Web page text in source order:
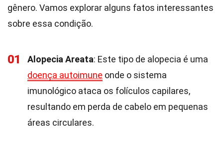
gênero. Vamos explorar alguns fatos interessantes
sobre essa condição.
01 Alopecia Areata: Este tipo de alopecia é uma
doença autoimune onde o sistema
imunológico ataca os folículos capilares,
resultando em perda de cabelo em pequenas
áreas circulares.